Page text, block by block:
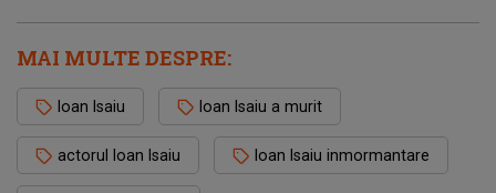
MAI MULTE DESPRE:
Ioan Isaiu Ioan Isaiu a murit
actorul Ioan Isaiu Ioan Isaiu inmormantare